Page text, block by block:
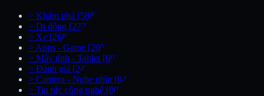
> Khám phá [588]
> Di động [273]
> Xe [268]
> Apps - Game [205]
> Máy tính - Tablet [69]
> Đánh giá [24]
> Camera - Nghe nhìn [04]
> Tin tức công nghệ [00]